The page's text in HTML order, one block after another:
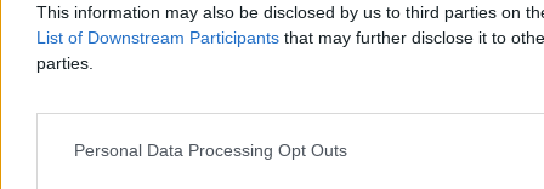
This information may also be disclosed by us to third parties on
List of Downstream Participants that may further disclose it to
parties.
Personal Data Processing Opt Outs
Teheran odrzuca takie podejście, uznając je za próbę utrzymania
presji mimo deklarowanej gotowości do zakończenia konfliktu. W
takiej – irańskiej – logice najpierw musi nastąpić formalny koniec
wojny, odblokowanie irańskich portów i aktywów oraz
rozpocząć się właściwe rozmowy o ograniczeniach programu